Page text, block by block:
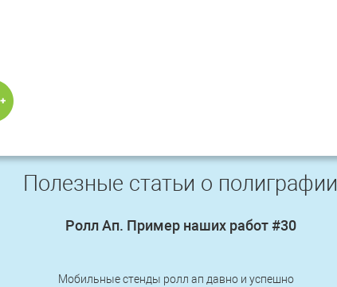
Полезные статьи о полиграфии
Ролл Ап. Пример наших работ #30
Мобильные стенды ролл ап давно и успешно